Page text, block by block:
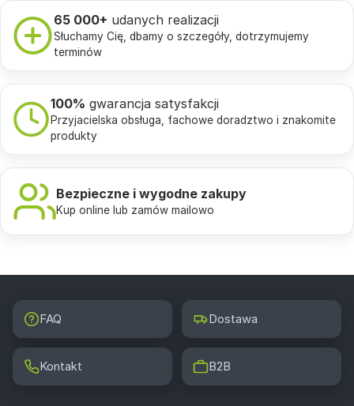
65 000+ udanych realizacji
Słuchamy Cię, dbamy o szczegóły, dotrzymujemy
terminów
100% gwarancja satysfakcji
Przyjacielska obsługa, fachowe doradztwo i znakomite
produkty
Bezpieczne i wygodne zakupy
Kup online lub zamów mailowo
FAQ Dostawa
Kontakt B2B